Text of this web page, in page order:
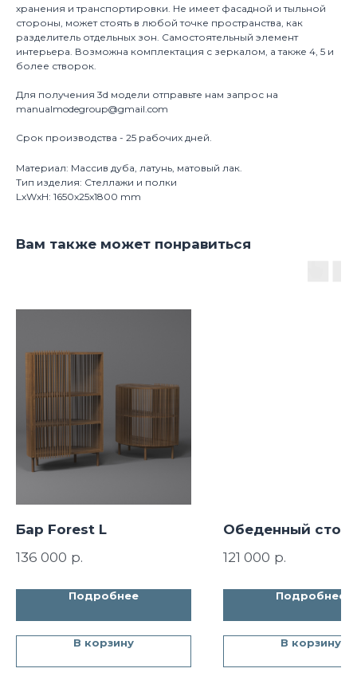
хранения и транспортировки. Не имеет фасадной и тыльной
стороны, может стоять в любой точке пространства, как
разделитель отдельных зон. Самостоятельный элемент
интерьера. Возможна комплектация с зеркалом, а также 4, 5 и
более створок.
Для получения 3d модели отправьте нам запрос на
manualmodegroup@gmail.com
Срок производства - 25 рабочих дней.
Материал: Массив дуба, латунь, матовый лак.
Тип изделия: Стеллажи и полки
LxWxH: 1650x25x1800 mm
Вам также может понравиться
Бар Forest L
136 000 р.
Подробнее
В корзину
Обеденный стол
121 000 р.
Подробнее
В корзину